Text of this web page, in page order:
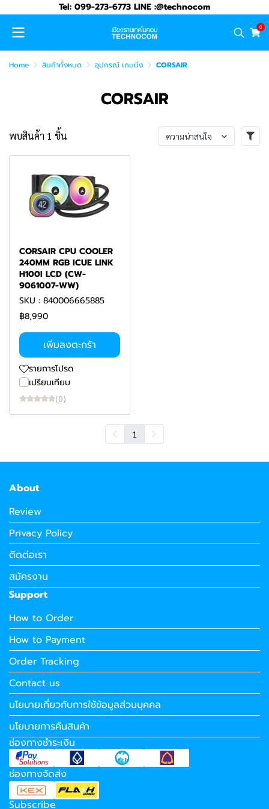
Tel: 099-273-6773 LINE :@technocom
0
Home สินค้าทั้งหมด อุปกรณ์ เกมมิ่ง CORSAIR
CORSAIR
พบสินค้า 1 ชิ้น ความน่าสนใจ
CORSAIR CPU COOLER
240MM RGB ICUE LINK
H100I LCD (CW-
9061007-WW)
SKU : 840006665885
฿8,990
เพิ่มลงตะกร้า
รายการโปรด
เปรียบเทียบ
(0)
1
About
Review
Privacy Policy
ติดต่อเรา
สมัครงาน
Support
How to Order
How to Payment
Order Tracking
Contact us
นโยบายเกี่ยวกับการใช้ข้อมูลส่วนบุคคล
นโยบายการคืนสินค้า
ช่องทางชำระเงิน
ช่องทางจัดส่ง
Subscribe